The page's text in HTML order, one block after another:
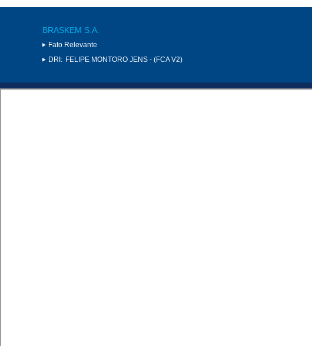
BRASKEM S.A.
Fato Relevante
DRI: FELIPE MONTORO JENS - (FCA V2)